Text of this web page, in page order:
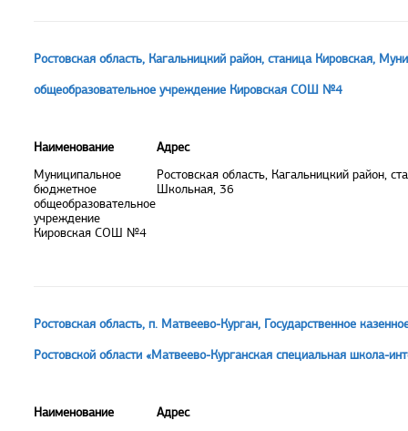
Ростовская область, Кагальницкий район, станица Кировская,
общеобразовательное учреждение Кировская СОШ №4
Наименование
Муниципальное
бюджетное
общеобразовательное
учреждение
Кировская СОШ №4
Адрес
Ростовская область, Кагальницкий район,
Школьная, 36
Ростовская область, п. Матвеево-Курган, Государственное
Ростовской области «Матвеево-Курганская специальная школа-
Наименование
Адрес